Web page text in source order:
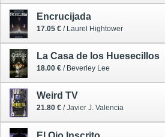
Encrucijada
17.05 € / Laurel Hightower
La Casa de los Huesecillos
18.00 € / Beverley Lee
Weird TV
21.80 € / Javier J. Valencia